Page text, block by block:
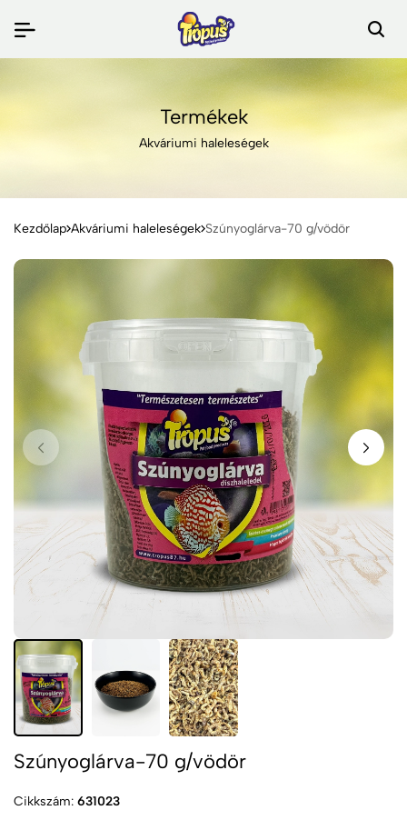
Termékek
Akváriumi haleleségek
Kezdőlap Akváriumi haleleségek Szúnyoglárva-70 g/vödör
Szúnyoglárva-70 g/vödör
Cikkszám: 631023